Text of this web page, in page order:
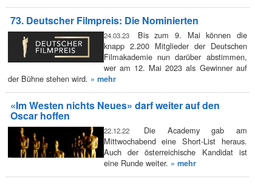
73. Deutscher Filmpreis: Die Nominierten
24.03.23
Bis zum 9. Mai können die
knapp 2.200 Mitglieder der Deutschen
Filmakademie nun darüber abstimmen,
wer am 12. Mai 2023 als Gewinner auf
der Bühne stehen wird. » mehr
«Im Westen nichts Neues» darf weiter auf den
Oscar hoffen
22.12.22
Die Academy gab am
Mittwochabend eine Short-List heraus.
Auch der österreichische Kandidat ist
eine Runde weiter. » mehr